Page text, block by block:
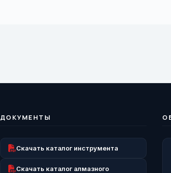
ДОКУМЕНТЫ
Скачать каталог инструмента
Скачать каталог алмазного